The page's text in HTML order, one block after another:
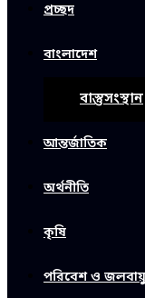
প্রচ্ছদ
বাংলাদেশ
বাস্তুসংস্থান
আন্তর্জাতিক
অর্থনীতি
কৃষি
পরিবেশ ও জলবায়ু